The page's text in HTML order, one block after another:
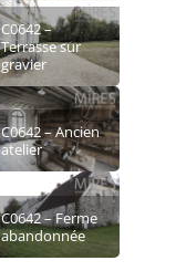
C0642 –
Terrasse sur
gravier
C0642 – Ancien
atelier
C0642 – Ferme
abandonnée